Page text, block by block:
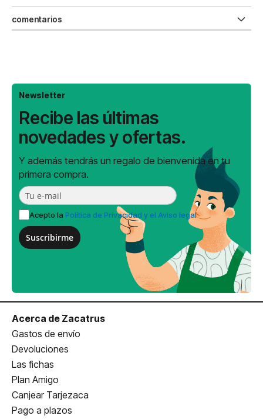
comentarios
Newsletter
Recibe las últimas
novedades y ofertas.
Y además tendrás un regalo de bienvenida en tu
primera compra.
Acepto la Política de Privacidad y el Aviso legal
Suscribirme
Acerca de Zacatrus
Gastos de envío
Devoluciones
Las fichas
Plan Amigo
Canjear Tarjezaca
Pago a plazos